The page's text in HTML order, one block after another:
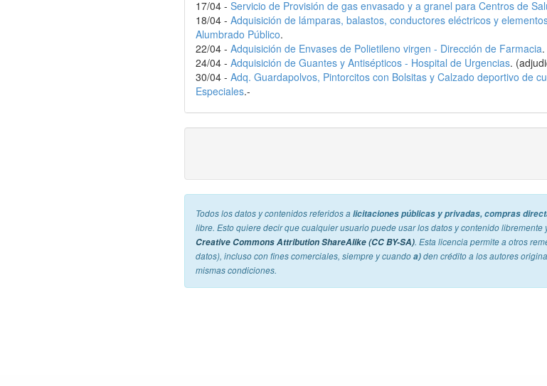
17/04 - Servicio de Provisión de gas envasado y a granel para Centros de
18/04 - Adquisición de lámparas, balastos, conductores eléctricos y
Alumbrado Público.
22/04 - Adquisición de Envases de Polietileno virgen - Dirección de Farmacia.
24/04 - Adquisición de Guantes y Antisépticos - Hospital de Urgencias.
30/04 - Adq. Guardapolvos, Pintorcitos con Bolsitas y Calzado deportivo de
Especiales.-
Todos los datos y contenidos referidos a licitaciones públicas y privadas, compras
libre. Esto quiere decir que cualquier usuario puede usar los datos y contenido
Creative Commons Attribution ShareAlike (CC BY-SA). Esta licencia permite a otros
datos), incluso con fines comerciales, siempre y cuandoa)den crédito a los autores
mismas condiciones.